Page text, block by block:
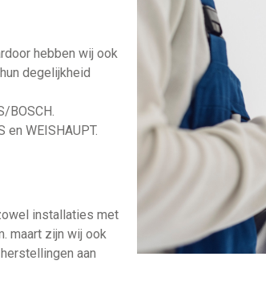
hebben wij ook
degelijkheid
BOSCH.
WEISHAUPT.
installaties met
maart zijn wij ook
aan